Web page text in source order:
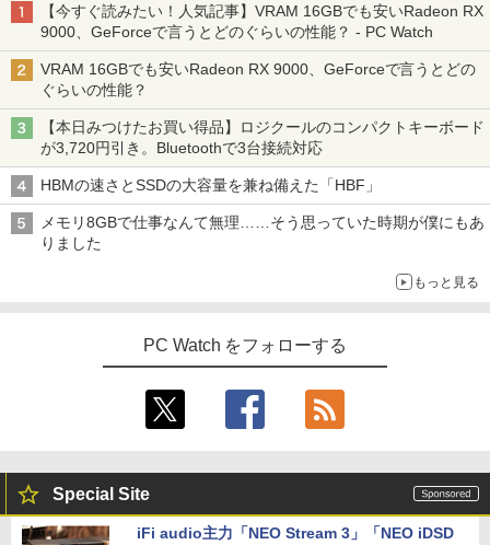
【今すぐ読みたい！人気記事】VRAM 16GBでも安いRadeon RX
9000、GeForceで言うとどのぐらいの性能？ - PC Watch
VRAM 16GBでも安いRadeon RX 9000、GeForceで言うとどの
ぐらいの性能？
【本日みつけたお買い得品】ロジクールのコンパクトキーボード
が3,720円引き。Bluetoothで3台接続対応
HBMの速さとSSDの大容量を兼ね備えた「HBF」
メモリ8GBで仕事なんて無理……そう思っていた時期が僕にもあ
りました
もっと見る
PC Watch をフォローする
Special Site
iFi audio主力「NEO Stream 3」「NEO iDSD